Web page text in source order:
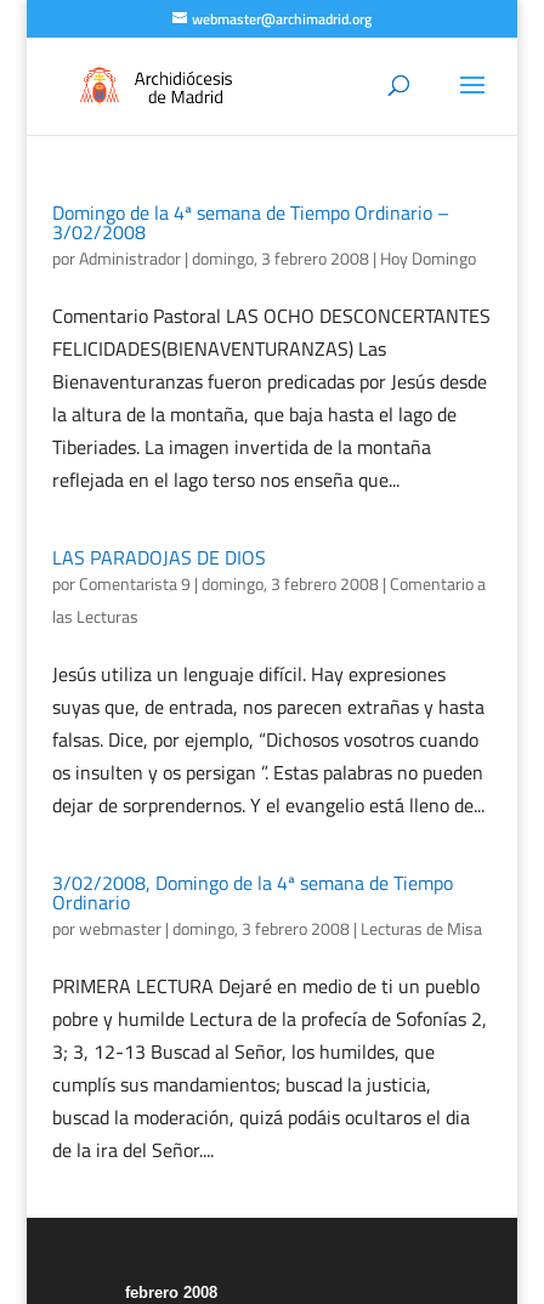
webmaster@archimadrid.org
Domingo de la 4ª semana de Tiempo Ordinario –
3/02/2008
porAdministrador|domingo, 3 febrero 2008| Hoy Domingo
Comentario Pastoral LAS OCHO DESCONCERTANTES
FELICIDADES(BIENAVENTURANZAS) Las
Bienaventuranzas fueron predicadas por Jesús desde
la altura de la montaña, que baja hasta el lago de
Tiberiades. La imagen invertida de la montaña
reflejada en el lago terso nos enseña que...
LAS PARADOJAS DE DIOS
porComentarista 9 |domingo, 3 febrero 2008|Comentario a
las Lecturas
Jesús utiliza un lenguaje difícil. Hay expresiones
suyas que, de entrada, nos parecen extrañas y hasta
falsas. Dice, por ejemplo, “Dichosos vosotros cuando
os insulten y os persigan ”. Estas palabras no pueden
dejar de sorprendernos. Y el evangelio está lleno de...
3/02/2008, Domingo de la 4ª semana de Tiempo
Ordinario
porwebmaster|domingo, 3 febrero 2008| Lecturas de Misa
PRIMERA LECTURA Dejaré en medio de ti un pueblo
pobre y humilde Lectura de la profecía de Sofonías 2,
3; 3, 12-13 Buscad al Señor, los humildes, que
cumplís sus mandamientos; buscad la justicia,
buscad la moderación, quizá podáis ocultaros el dia
de la ira del Señor....
febrero 2008